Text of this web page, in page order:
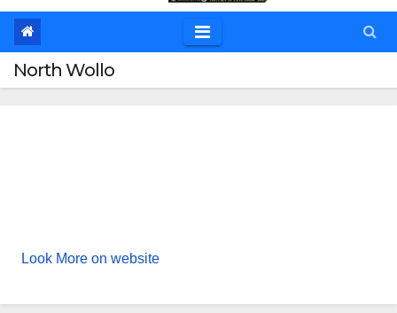
North Wollo
Look More on website